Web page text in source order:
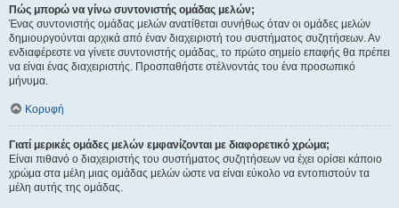
Πώς μπορώ να γίνω συντονιστής ομάδας μελών;
Ένας συντονιστής ομάδας μελών ανατίθεται συνήθως όταν οι ομάδες μελών
δημιουργούνται αρχικά από έναν διαχειριστή του συστήματος συζητήσεων. Αν
ενδιαφέρεστε να γίνετε συντονιστής ομάδας, το πρώτο σημείο επαφής θα πρέπει
να είναι ένας διαχειριστής. Προσπαθήστε στέλνοντάς του ένα προσωπικό
μήνυμα.
Κορυφή
Γιατί μερικές ομάδες μελών εμφανίζονται με διαφορετικό χρώμα;
Είναι πιθανό ο διαχειριστής του συστήματος συζητήσεων να έχει ορίσει κάποιο
χρώμα στα μέλη μιας ομάδας μελών ώστε να είναι εύκολο να εντοπιστούν τα
μέλη αυτής της ομάδας.